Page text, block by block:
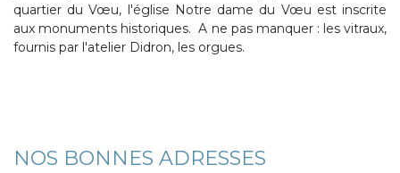
quartier du Vœu, l'église Notre dame du Vœu est inscrite
aux monuments historiques. A ne pas manquer : les vitraux,
fournis par l'atelier Didron, les orgues.
NOS BONNES ADRESSES